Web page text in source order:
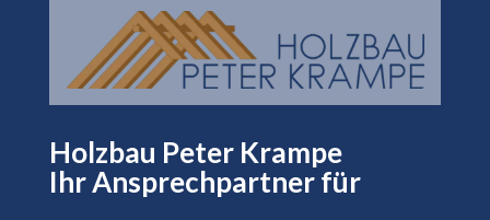
Holzbau Peter Krampe
Ihr Ansprechpartner für